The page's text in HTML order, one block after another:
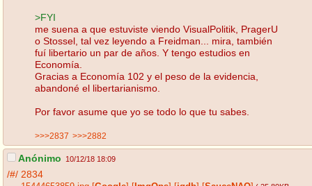
>FYI
me suena a que estuviste viendo VisualPolitik, PragerU
o Stossel, tal vez leyendo a Freidman... mira, también
fuí libertario un par de años. Y tengo estudios en
Economía.
Gracias a Economía 102 y el peso de la evidencia,
abandoné el libertarianismo.
Por favor asume que yo se todo lo que tu sabes.
>>>2837 >>>2882
Anónimo 10/12/18 18:09
/#/ 2834